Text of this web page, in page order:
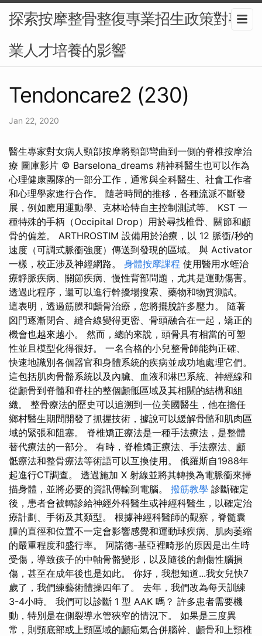
探索按摩整骨整復專業招生政策對專
業人才培養的影響
Tendoncare2 (230)
Jan 22, 2020
醫生專家對女病人頸部按摩將頸部彎曲到一側的脊椎按摩治
療 圖庫影片 © Barselona_dreams 精神科醫生也可以作為
心理健康團隊的一部分工作，通常與全科醫生、社會工作者
和心理學家進行合作。 隨著時間的推移，各種流派不斷發
展，例如應用運動學、克林哈特自主控制測試等。 KST 一
種特殊的手柄（Occipital Drop）用於尋找椎骨、關節和顱
骨的偏差。 ARTHROSTIM 設備用於治療，以 12 脈衝/秒的
速度（可調式脈衝強度）傳送到發現的區域。 與 Activator
一樣，校正涉及神經網路。 身體按摩課程 使用醫用水蛭治
療靜脈疾病、關節疾病、慢性背部問題，尤其是運動傷害。
透過此程序，還可以進行幹擾場搜索、藥物和物質測試。
這表明，透過筋膜和顱骨治療，您將擺脫許多壓力。 隨著
囟門逐漸閉合、縫合線變得更密、骨頭融合在一起，矯正的
機會也越來越小。 然而，總的來說，頭骨具有相當的可塑
性並且模型化得很好。 一名合格的小兒整骨師能夠正確、
快速地識別各個器官和身體系統的疾病並成功地處理它們。
這包括肌肉骨骼系統以及內臟、血液和淋巴系統、神經線和
從顱骨到脊髓和脊柱的整個顱骶區域及其相關的結構和組
織。 整骨療法的歷史可以追溯到一位美國醫生，他在擔任
鄉村醫生期間開發了抓握技術，據說可以緩解骨骼和肌肉區
域的緊張和阻塞。 脊椎矯正療法是一種手法療法，是整體
替代療法的一部分。 有時，脊椎矯正療法、手法療法、顱
骶療法和整骨療法等術語可以互換使用。 俄羅斯自1988年
起進行CT調查。 透過施加 X 射線並將其轉換為電脈衝來掃
描身體，並將必要的資訊傳輸到電腦。 撥筋教學 診斷確定
後，患者會被轉診給神經外科醫生或神經科醫生，以確定治
療計劃、手術及其類型。 根據神經科醫師的觀察，脊髓囊
腫的直徑和位置不一定會影響感覺和運動球疾病、肌肉萎縮
的嚴重程度和盛行率。 阿諾德-基亞裡畸形的原因是出生時
受傷，導致孩子的中軸骨骼變形，以及隨後的創傷性腦損
傷，甚至在成年後也是如此。 你好，我想知道...我女兒快7
歲了，我們練藝術體操四年了。 去年，我們改為每天訓練
3-4小時。 我們可以診斷 1 型 AAK 嗎？ 許多患者需要機
動，特別是在側裂導水管狹窄的情況下。 如果是三度異
常，則頸底部或上頸區域的顱疝氣合併腦幹、顱骨和上頸椎